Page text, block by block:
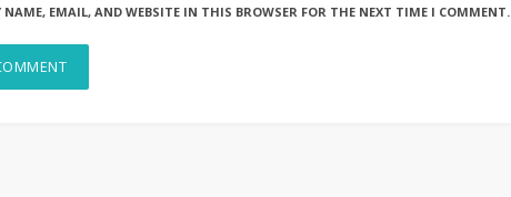
NAME, EMAIL, AND WEBSITE IN THIS BROWSER FOR THE NEXT TIME I COMMENT.